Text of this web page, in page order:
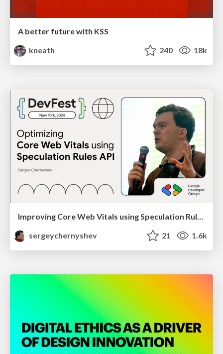
A better future with KSS
kneath
240 18k
Improving Core Web Vitals using Speculation Rules API
sergeychernyshev
21 1.6k